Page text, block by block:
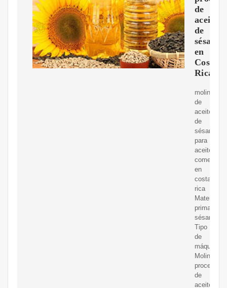
de
aceite
de
sésamo
en
Costa
Rica
molino
de
aceite
de
sésamo
para
aceite
comestible
en
costa
rica
Materia
prima:
sésamo
Tipo
de
máquina:
Molino
de
aceite